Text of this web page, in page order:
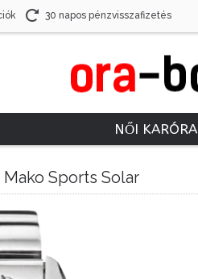
30 napos pénzvisszafizetés
NŐI KARÓRA
Sports Solar